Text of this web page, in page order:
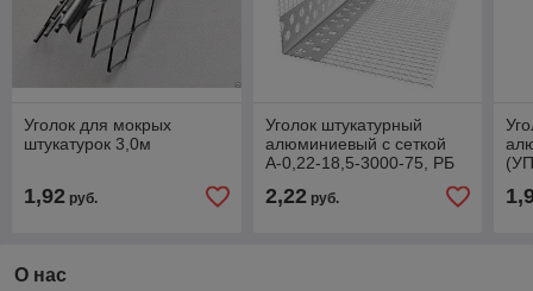
Уголок для мокрых
штукатурок 3,0м
1,92 руб.
Уголок штукатурный
алюминиевый с сеткой
А-0,22-18,5-3000-75, РБ
2,22руб.
О нас